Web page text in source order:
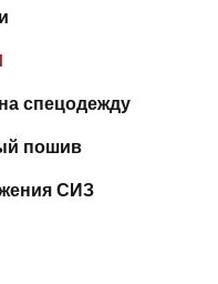
спецодежду
пошив
СИЗ